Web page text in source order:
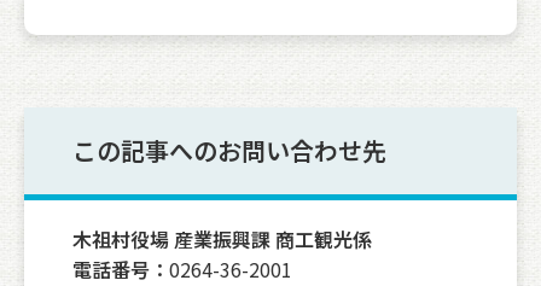
この記事へのお問い合わせ先
木祖村役場 産業振興課 商工観光係
電話番号： 0264-36-2001